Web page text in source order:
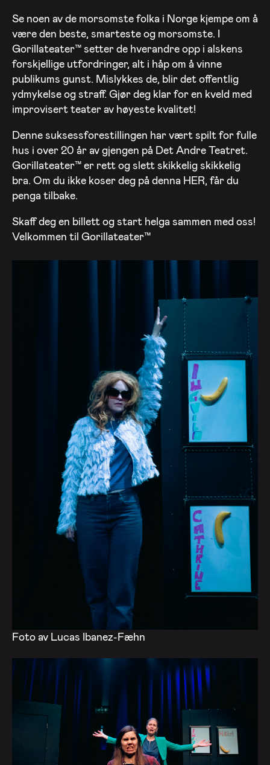
Se noen av de morsomste folka i Norge kjempe om å
være den beste, smarteste og morsomste. I
Gorillateater™ setter de hverandre opp i alskens
forskjellige utfordringer, alt i håp om å vinne
publikums gunst. Mislykkes de, blir det offentlig
ydmykelse og straff. Gjør deg klar for en kveld med
improvisert teater av høyeste kvalitet!
Denne suksessforestillingen har vært spilt for fulle
hus i over 20 år av gjengen på Det Andre Teatret.
Gorillateater™ er rett og slett skikkelig skikkelig
bra. Om du ikke koser deg på denna HER, får du
penga tilbake.
Skaff deg en billett og start helga sammen med oss!
Velkommen til Gorillateater™
Foto av Lucas Ibanez-Fæhn